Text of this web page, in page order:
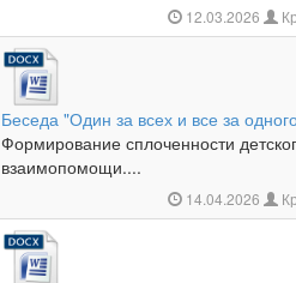
12.03.2026
Беседа "Один за всех и все за
Формирование сплоченности
взаимопомощи....
14.04.2026